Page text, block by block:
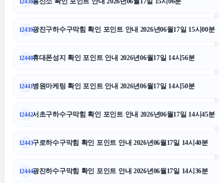
부산휴대폰성지
12439광진구하수구막힘 확인 포인트 안내 2026년06월17일 15시00분
12440휴대폰성지 확인 포인트 안내 2026년06월17일 14시56분
12441병원마케팅 확인 포인트 안내 2026년06월17일 14시50분
12442서초구하수구막힘 확인 포인트 안내 2026년06월17일 14시45분
12443구로하수구막힘 확인 포인트 안내 2026년06월17일 14시40분
12444광진하수구막힘 확인 포인트 안내 2026년06월17일 14시36분